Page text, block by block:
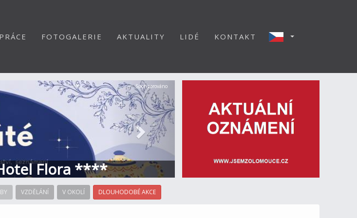
PRÁCE FOTOGALERIE AKTUALITY LIDÉ KONTAKT
Flora ****
Další
Sponzorováno
VZDĚLÁNÍ V OKOLÍ DLOUHODOBÉ AKCE